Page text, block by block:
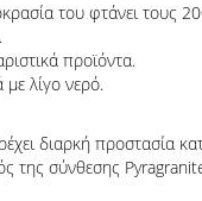
του φτάνει τους
προϊόντα.
λίγο νερό.
διαρκή προστασία
της σύνθεσης